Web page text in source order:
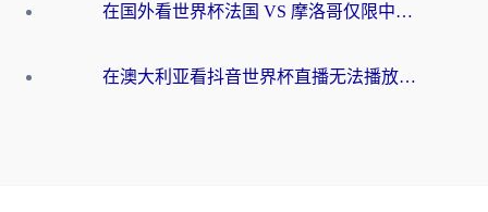
在国外看世界杯法国 VS 摩洛哥仅限中国大陆？别让地域限制拦下你的欢呼
在澳大利亚看抖音世界杯直播无法播放？海外党体育观赛终极指南来了！